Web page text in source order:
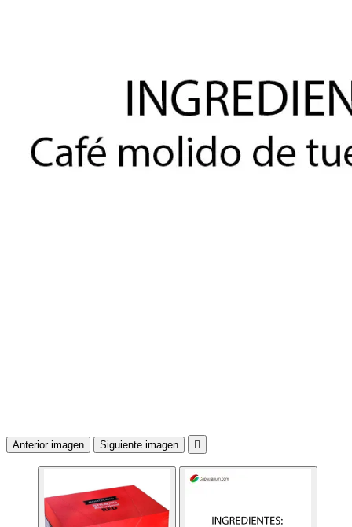
Anterior imagen Siguiente imagen 